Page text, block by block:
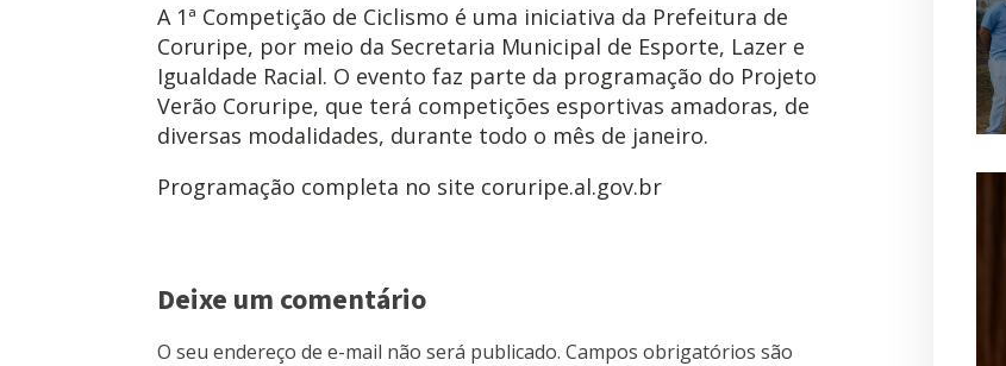
A 1ª Competição de Ciclismo é uma iniciativa da Prefeitura de
Coruripe, por meio da Secretaria Municipal de Esporte, Lazer e
Igualdade Racial. O evento faz parte da programação do Projeto
Verão Coruripe, que terá competições esportivas amadoras, de
diversas modalidades, durante todo o mês de janeiro.
Programação completa no site coruripe.al.gov.br
Deixe um comentário
O seu endereço de e-mail não será publicado. Campos obrigatórios são